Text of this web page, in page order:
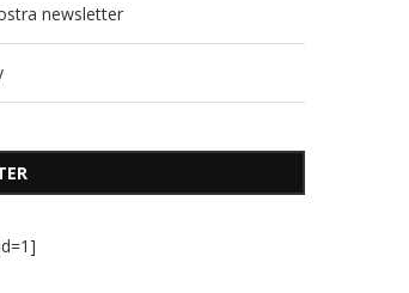
newsletter